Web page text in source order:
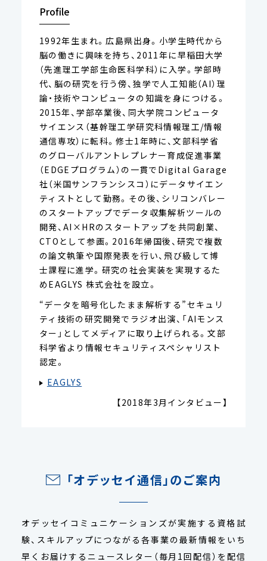
Profile
1992年生まれ。広島県出身。小学生時代から
脳の働きに興味を持ち、2011年に早稲田大学
（先進理工学部生命医科学科）に入学。学部時
代、脳の研究を行う傍、独学で人工知能（AI）理
論・技術やコンピュータの知識を身につける。
2015年、学部卒業後、同大学院コンピュータ
サイエンス（基幹理工学研究科情報理工/情報
通信専攻）に転科。修士1年時に、文部科学省
のグローバルアントレプレナー育成促進事業
（EDGEプログラム）の一貫でDigital Garage
社（米国サンフランシスコ）にデータサイエン
ティストとして勤務。その後、シリコンバレー
のスタートアップでデータ収集解析ツールの
開発、AI×HRのスタートアップを共同創業、
CTOとして参画。2016年帰国後、研究で複数
の論文執筆や国際発表を行い、飛び級して博
士課程に進学。研究の社会実装を実現するた
めEAGLYS 株式会社を設立。
“データを暗号化したまま解析する”セキュリ
ティ技術の研究開発でラジオ出演、「AIモンス
ター」としてメディアに取り上げられる。文部
科学省より情報セキュリティスペシャリスト
認定。
EAGLYS
【2018年3月インタビュー】
「オデッセイ通信」のご案内
オデッセイコミュニケーションズが実施する資格試
験、スキルアップにつながる各事業の最新情報をいち
早くお届けするニュースレター（毎月1回配信）を配信